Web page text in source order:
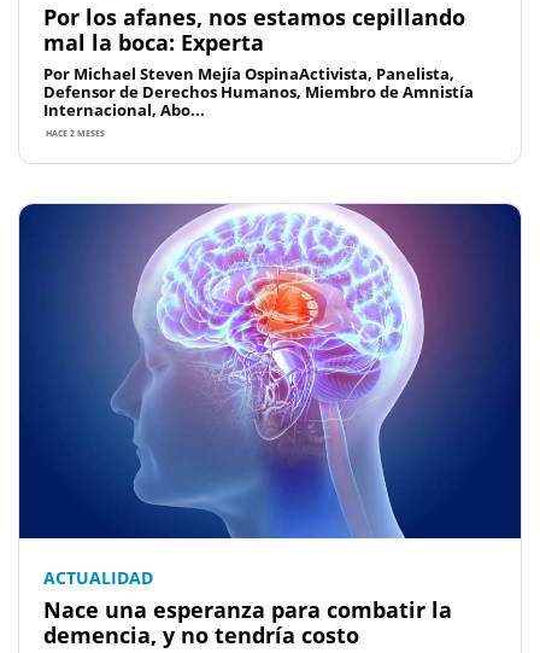
Por los afanes, nos estamos cepillando
mal la boca: Experta
Por Michael Steven Mejía OspinaActivista, Panelista,
Defensor de Derechos Humanos, Miembro de Amnistía
Internacional, Abo...
HACE 2 MESES
ACTUALIDAD
Nace una esperanza para combatir la
demencia, y no tendría costo